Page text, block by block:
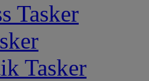
Tasker
Tasker